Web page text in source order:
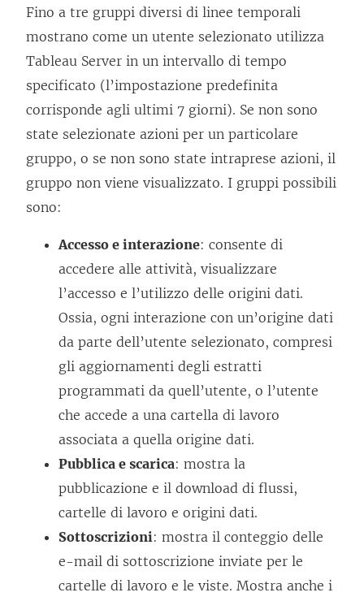
Fino a tre gruppi diversi di linee temporali
mostrano come un utente selezionato utilizza
Tableau Server in un intervallo di tempo
specificato (l’impostazione predefinita
corrisponde agli ultimi 7 giorni). Se non sono
state selezionate azioni per un particolare
gruppo, o se non sono state intraprese azioni, il
gruppo non viene visualizzato. I gruppi possibili
sono:
Accesso e interazione: consente di
accedere alle attività, visualizzare
l’accesso e l’utilizzo delle origini dati.
Ossia, ogni interazione con un’origine dati
da parte dell’utente selezionato, compresi
gli aggiornamenti degli estratti
programmati da quell’utente, o l’utente
che accede a una cartella di lavoro
associata a quella origine dati.
Pubblica e scarica: mostra la
pubblicazione e il download di flussi,
cartelle di lavoro e origini dati.
Sottoscrizioni: mostra il conteggio delle
e-mail di sottoscrizione inviate per le
cartelle di lavoro e le viste. Mostra anche i